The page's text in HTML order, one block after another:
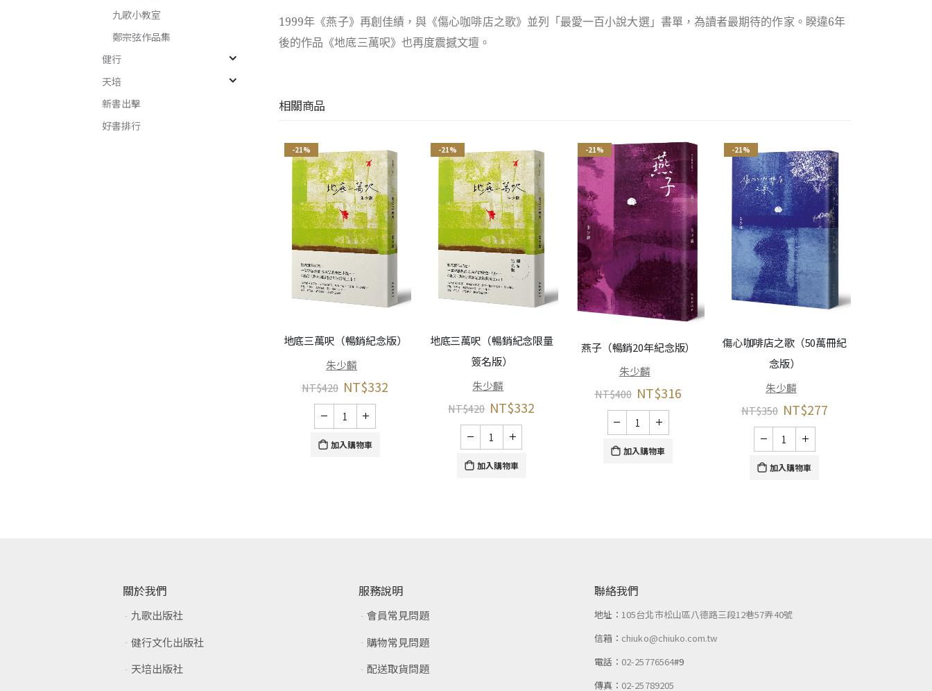
1999年《燕子》再創佳績，與《傷心咖啡店之歌》並列「最愛一百小說大選」書單，為讀者最期待的作家。睽違6年
後的作品《地底三萬呎》也再度震撼文壇。
相關商品
-21%
地底三萬呎（暢銷紀念版）
朱少麟
NT$420 NT$332
加入購物車
-21%
地底三萬呎（暢銷紀念限量
簽名版）
朱少麟
NT$420 NT$332
加入購物車
-21%
燕子（暢銷20年紀念版）
朱少麟
NT$400 NT$316
加入購物車
-21%
傷心咖啡店之歌（50萬冊紀
念版）
朱少麟
NT$350 NT$277
加入購物車
九歌小教室
鄭宗弦作品集
健行
天培
新書出擊
好書排行
關於我們
九歌出版社
健行文化出版社
天培出版社
服務說明
會員常見問題
購物常見問題
配送取貨問題
聯絡我們
地址：105台北市松山區八德路三段12巷57弄40號
信箱： chiuko@chiuko.com.tw
電話： 02-25776564#9
傳真： 02-25789205